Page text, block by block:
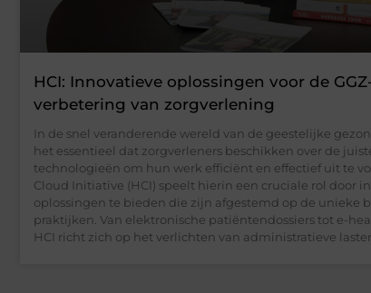
HCI: Innovatieve oplossingen voor de
verbetering van zorgverlening
In de snel veranderende wereld van de geestelijke
het essentieel dat zorgverleners beschikken over de
technologieën om hun werk efficiënt en effectief uit te
Cloud Initiative (HCI) speelt hierin een cruciale rol door
oplossingen te bieden die zijn afgestemd op de unieke
praktijken. Van elektronische patiëntendossiers tot e-
HCI richt zich op het verlichten van administratieve